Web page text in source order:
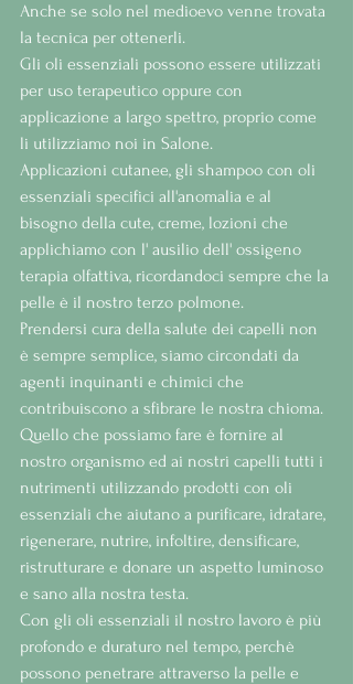
Anche se solo nel medioevo venne trovata
la tecnica per ottenerli.
Gli oli essenziali possono essere utilizzati
per uso terapeutico oppure con
applicazione a largo spettro, proprio come
li utilizziamo noi in Salone.
Applicazioni cutanee, gli shampoo con oli
essenziali specifici all'anomalia e al
bisogno della cute, creme, lozioni che
applichiamo con l' ausilio dell' ossigeno
terapia olfattiva, ricordandoci sempre che la
pelle è il nostro terzo polmone.
Prendersi cura della salute dei capelli non
è sempre semplice, siamo circondati da
agenti inquinanti e chimici che
contribuiscono a sfibrare le nostra chioma.
Quello che possiamo fare è fornire al
nostro organismo ed ai nostri capelli tutti i
nutrimenti utilizzando prodotti con oli
essenziali che aiutano a purificare, idratare,
rigenerare, nutrire, infoltire, densificare,
ristrutturare e donare un aspetto luminoso
e sano alla nostra testa.
Con gli oli essenziali il nostro lavoro è più
profondo e duraturo nel tempo, perchè
possono penetrare attraverso la pelle e